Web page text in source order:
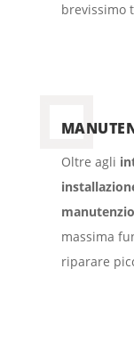
brevissimo
Oltre agli
massima
riparare